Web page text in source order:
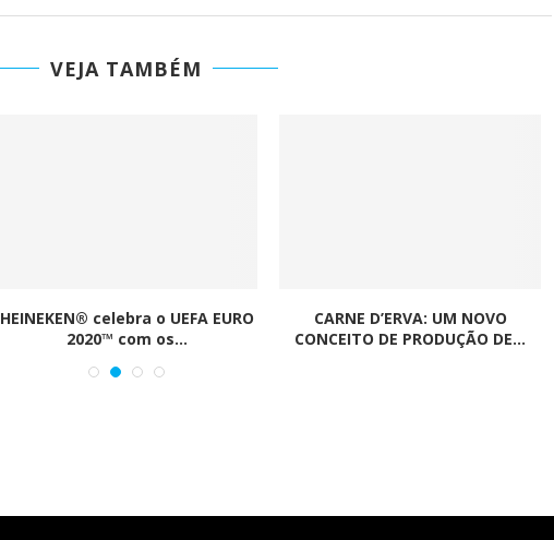
VEJA TAMBÉM
HEINEKEN® celebra o UEFA EURO
2020™ com os...
CARNE D’ERVA: UM NOVO
CONCEITO DE PRODUÇÃO DE...